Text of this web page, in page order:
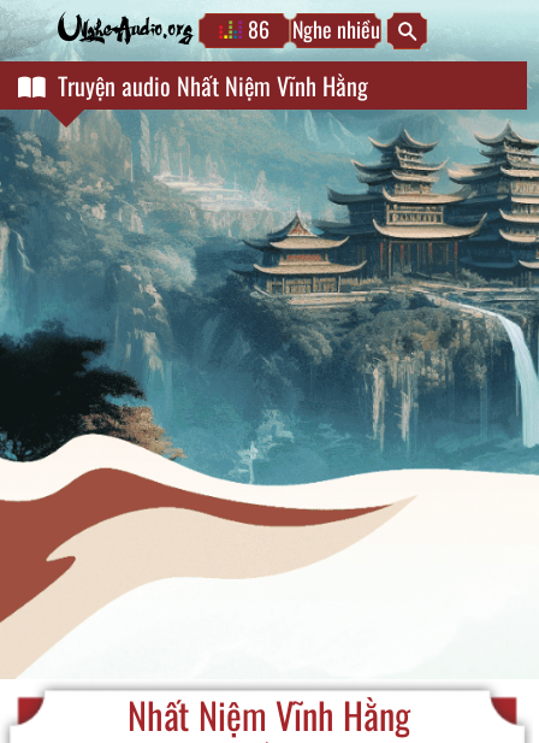
NgheAudio.org 86 Nghe nhiều
Truyện audio Nhất Niệm Vĩnh Hằng
Nhất Niệm Vĩnh Hằng